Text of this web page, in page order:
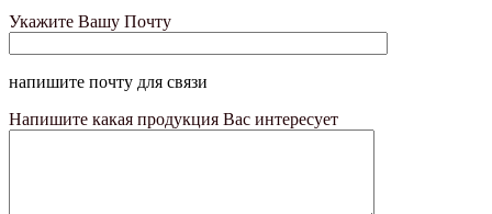
Укажите Вашу Почту
напишите почту для связи
Напишите какая продукция Вас интересует